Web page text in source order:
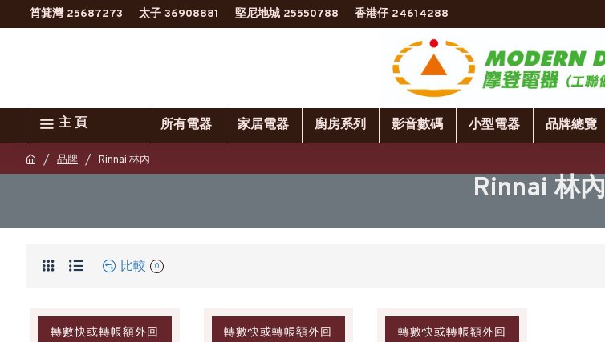
筲箕灣 25687273 太子 36908881 堅尼地城 25550788 香港仔 24614288
主 頁 所有電器 家居電器 廚房系列 影音數碼 小型電器 品牌總覽
品牌 Rinnai 林內
Rinnai 林內
比較 0
轉數快或轉帳額外回
轉數快或轉帳額外回
轉數快或轉帳額外回